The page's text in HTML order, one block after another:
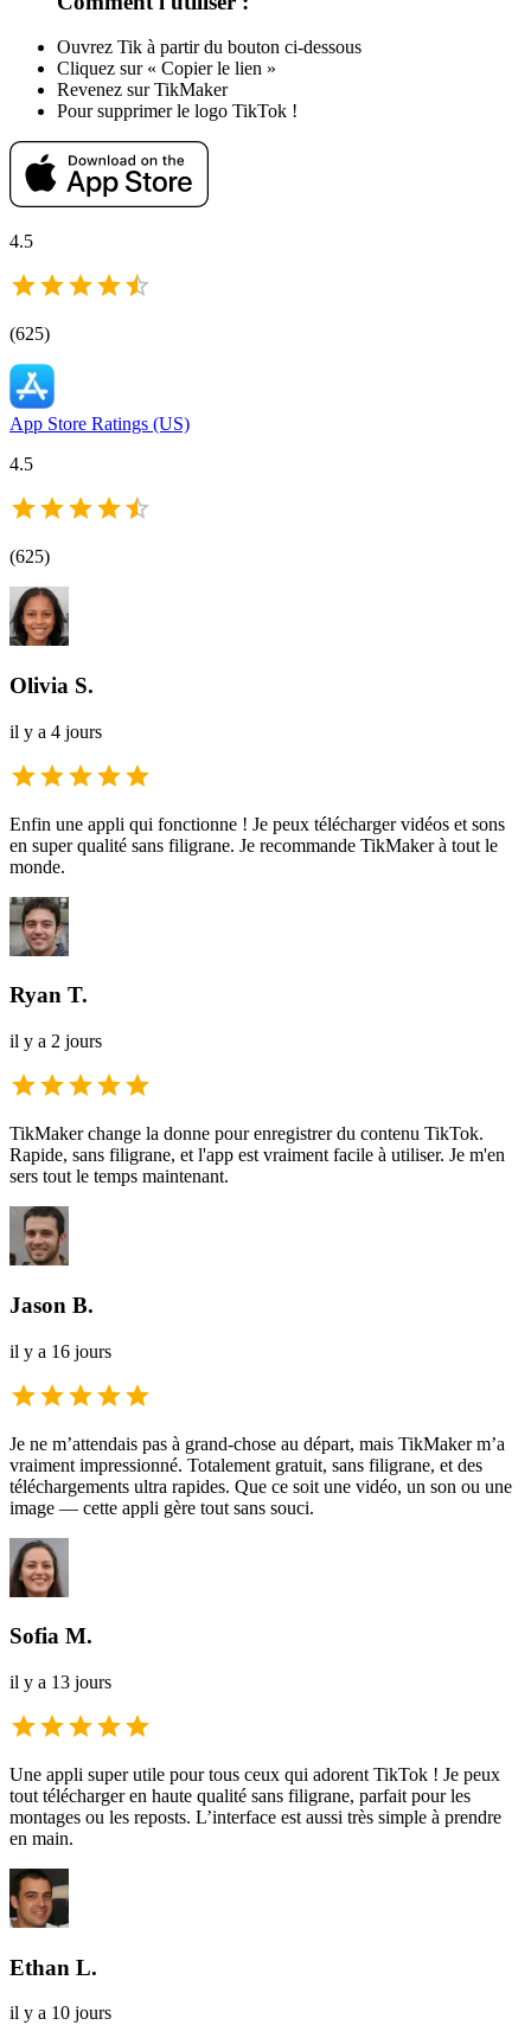
Ouvrez Tik à partir du bouton ci-dessous
Cliquez sur « Copier le lien »
Revenez sur TikMaker
Pour supprimer le logo TikTok !
4.5
(625)
App Store Ratings (US)
4.5
(625)
Olivia S.
il y a 4 jours
Enfin une appli qui fonctionne ! Je peux télécharger vidéos et sons
en super qualité sans filigrane. Je recommande TikMaker à tout le
monde.
Ryan T.
il y a 2 jours
TikMaker change la donne pour enregistrer du contenu TikTok.
Rapide, sans filigrane, et l'app est vraiment facile à utiliser. Je m'en
sers tout le temps maintenant.
Jason B.
il y a 16 jours
Je ne m’attendais pas à grand-chose au départ, mais TikMaker m’a
vraiment impressionné. Totalement gratuit, sans filigrane, et des
téléchargements ultra rapides. Que ce soit une vidéo, un son ou une
image — cette appli gère tout sans souci.
Sofia M.
il y a 13 jours
Une appli super utile pour tous ceux qui adorent TikTok ! Je peux
tout télécharger en haute qualité sans filigrane, parfait pour les
montages ou les reposts. L’interface est aussi très simple à prendre
en main.
Ethan L.
il y a 10 jours